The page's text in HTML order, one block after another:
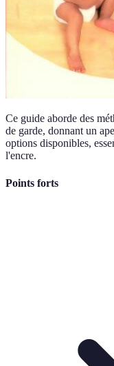
Ce guide aborde des
de garde, donnant un
options disponibles,
l'encre.
Points forts